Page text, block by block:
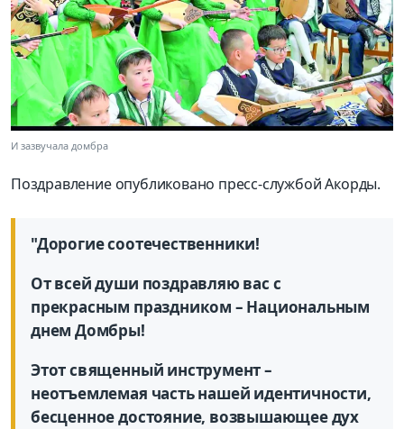
И зазвучала домбра
Поздравление опубликовано пресс-службой Акорды.
"Дорогие соотечественники!
От всей души поздравляю вас с
прекрасным праздником – Национальным
днем Домбры!
Этот священный инструмент –
неотъемлемая часть нашей идентичности,
бесценное достояние, возвышающее дух